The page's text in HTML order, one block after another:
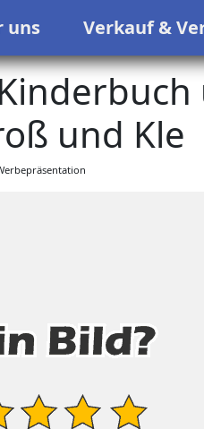
uns Verkauf &
und Kle